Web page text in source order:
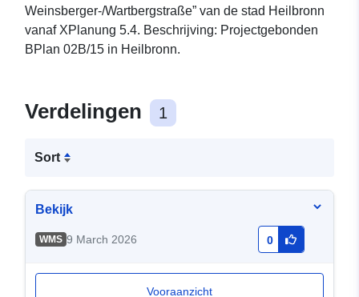
Weinsberger-/Wartbergstraße” van de stad Heilbronn
vanaf XPlanung 5.4. Beschrijving: Projectgebonden
BPlan 02B/15 in Heilbronn.
Verdelingen 1
Sort
Bekijk
WMS 9 March 2026 0
Vooraanzicht